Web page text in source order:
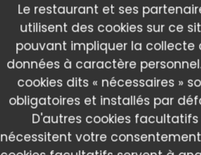
Le restaurant et ses
utilisent des cookies sur ce
pouvant impliquer la collecte
données à caractère
cookies dits « nécessaires »
obligatoires et installés par
D'autres cookies facultatifs
nécessitent votre